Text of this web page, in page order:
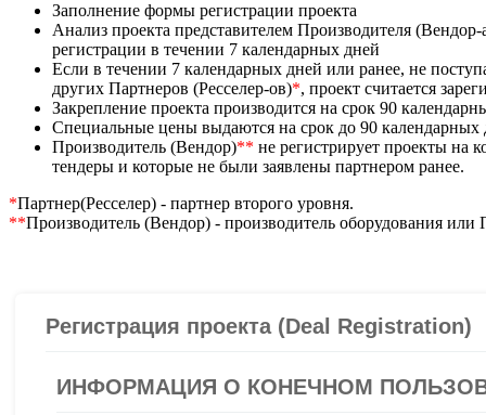
Заполнение формы регистрации проекта
Анализ проекта представителем Производителя (Вендор-
регистрации в течении 7 календарных дней
Если в течении 7 календарных дней или ранее, не
других Партнеров (Ресселер-ов)*, проект считается
Закрепление проекта производится на срок 90
Специальные цены выдаются на срок до 90 календарных
Производитель (Вендор)** не регистрирует проекты на
тендеры и которые не были заявлены партнером ранее.
*Партнер(Ресселер) - партнер второго уровня.
**Производитель (Вендор) - производитель оборудования